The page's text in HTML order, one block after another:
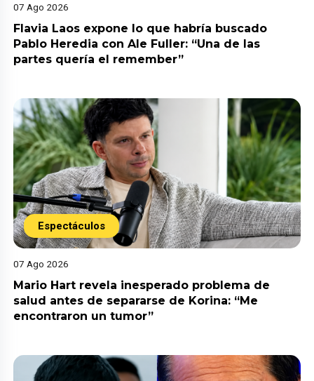
07 Ago 2026
Flavia Laos expone lo que habría buscado
Pablo Heredia con Ale Fuller: “Una de las
partes quería el remember”
Espectáculos
07 Ago 2026
Mario Hart revela inesperado problema de
salud antes de separarse de Korina: “Me
encontraron un tumor”